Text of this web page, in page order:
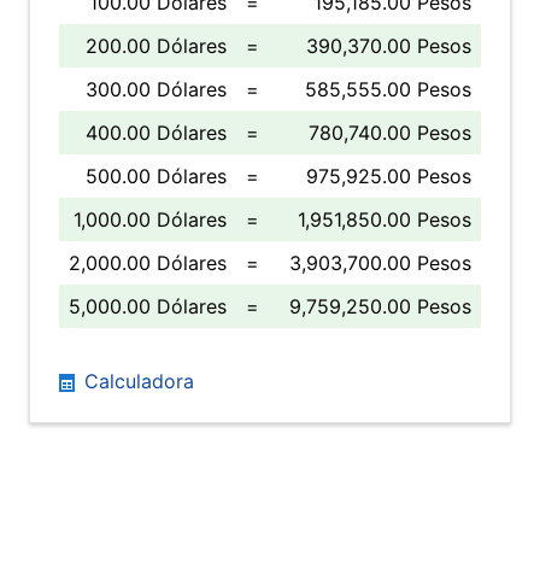
200.00 Dólares
=
390,370.00 Pesos
300.00 Dólares
=
585,555.00 Pesos
400.00 Dólares
=
780,740.00 Pesos
500.00 Dólares
=
975,925.00 Pesos
1,000.00 Dólares
=
1,951,850.00 Pesos
2,000.00 Dólares
=
3,903,700.00 Pesos
5,000.00 Dólares
= 9,759,250.00 Pesos
Calculadora